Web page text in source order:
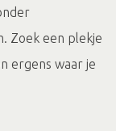
Zoek een plekje
ergens waar je